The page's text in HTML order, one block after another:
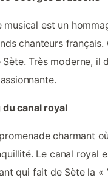
musical est un
chanteurs français.
Très moderne, il
du canal royal
charmant
Le canal royal
qui fait de Sète la «